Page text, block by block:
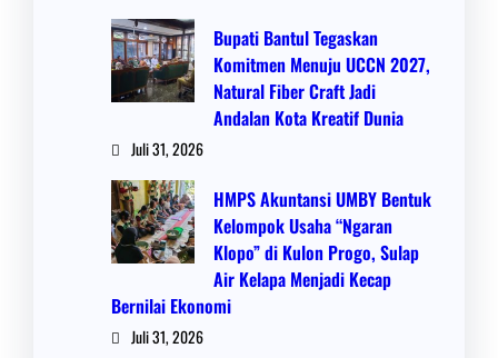
Bupati Bantul Tegaskan
Komitmen Menuju UCCN 2027,
Natural Fiber Craft Jadi
Andalan Kota Kreatif Dunia
Juli 31, 2026
HMPS Akuntansi UMBY Bentuk
Kelompok Usaha “Ngaran
Klopo” di Kulon Progo, Sulap
Air Kelapa Menjadi Kecap
Bernilai Ekonomi
Juli 31, 2026